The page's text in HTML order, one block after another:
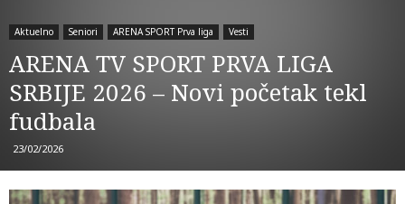
Aktuelno Seniori ARENA SPORT Prva liga Vesti
ARENA TV SPORT PRVA LIGA
SRBIJE 2026 – Novi početak tekl
fudbala
23/02/2026